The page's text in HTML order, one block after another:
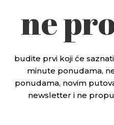
ne
budite prvi koji će
minute ponudama,
ponudama, novim
newsletter i ne